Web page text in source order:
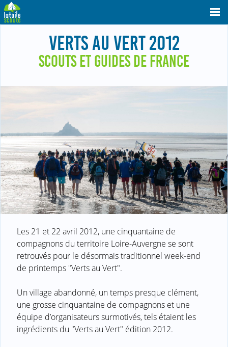
VERTS AU VERT 2012
SCOUTS ET GUIDES DE FRANCE
Les 21 et 22 avril 2012, une cinquantaine de
compagnons du territoire Loire-Auvergne se sont
retrouvés pour le désormais traditionnel week-end
de printemps "Verts au Vert".
Un village abandonné, un temps presque clément,
une grosse cinquantaine de compagnons et une
équipe d’organisateurs surmotivés, tels étaient les
ingrédients du "Verts au Vert" édition 2012.